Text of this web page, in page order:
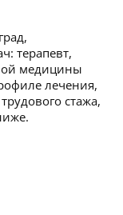
терапевт,
медицины
лечения,
стажа,